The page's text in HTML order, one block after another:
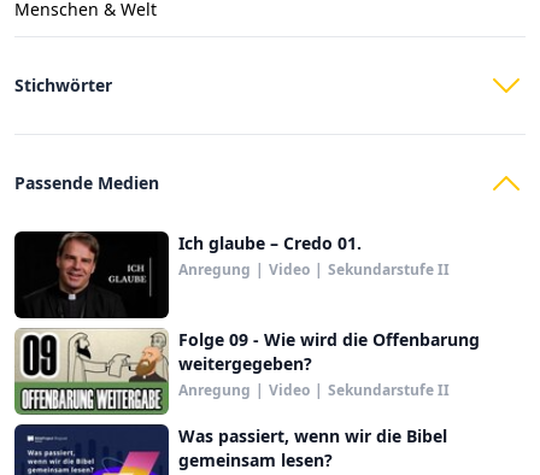
Menschen & Welt
Stichwörter
Passende Medien
Ich glaube – Credo 01.
Anregung | Video | Sekundarstufe II
Folge 09 - Wie wird die Offenbarung
weitergegeben?
Anregung | Video | Sekundarstufe II
Was passiert, wenn wir die Bibel
gemeinsam lesen?